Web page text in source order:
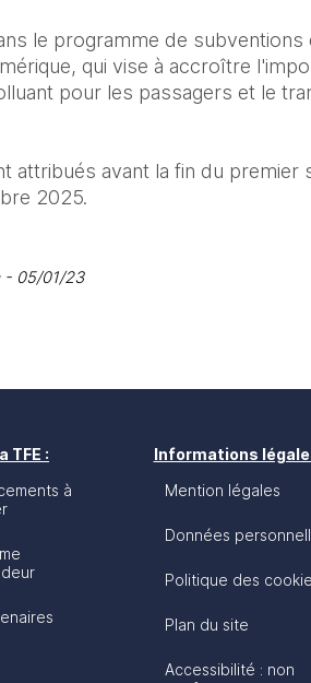
le programme de
qui vise à accroître
pour les passagers et le
attribués avant la fin du
2025.
- 05/01/23
TFE :
à
Informations
Mention légales
Données
Politique des
Plan du site
Accessibilité : non